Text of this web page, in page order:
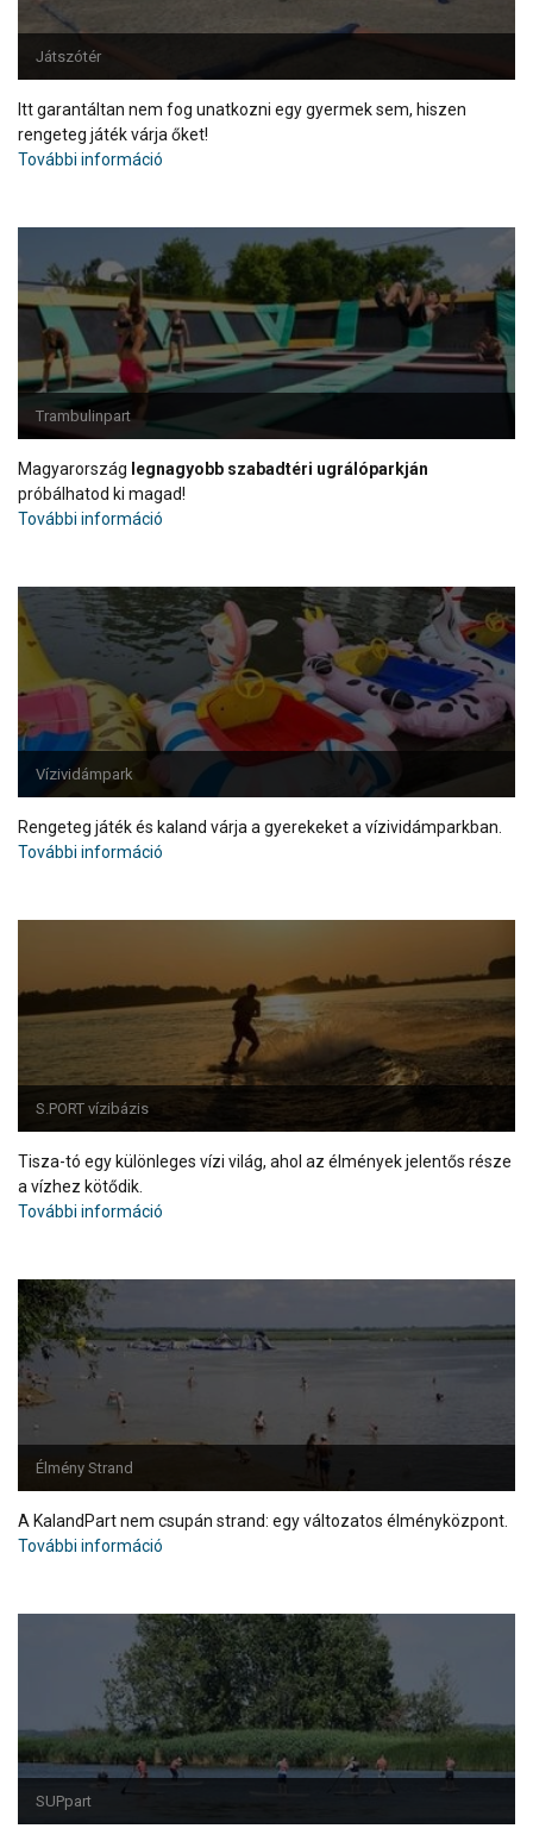
Játszótér
Itt garantáltan nem fog unatkozni egy gyermek sem, hiszen
rengeteg játék várja őket!
További információ
Trambulinpart
Magyarország legnagyobb szabadtéri ugrálóparkján
próbálhatod ki magad!
További információ
Vízividámpark
Rengeteg játék és kaland várja a gyerekeket a vízividámparkban.
További információ
S.PORT vízibázis
Tisza-tó egy különleges vízi világ, ahol az élmények jelentős része
a vízhez kötődik.
További információ
Élmény Strand
A KalandPart nem csupán strand: egy változatos élményközpont.
További információ
SUPpart